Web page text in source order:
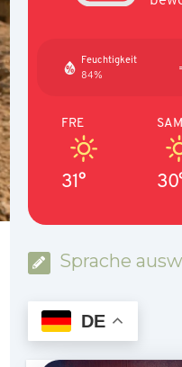
Feuchtigkeit
84%
FRE
31°
SAM
Sprache
DE